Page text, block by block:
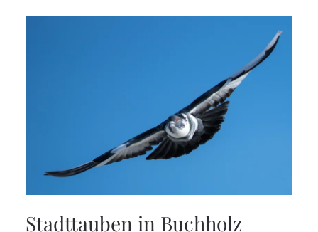
Stadttauben in Buchholz